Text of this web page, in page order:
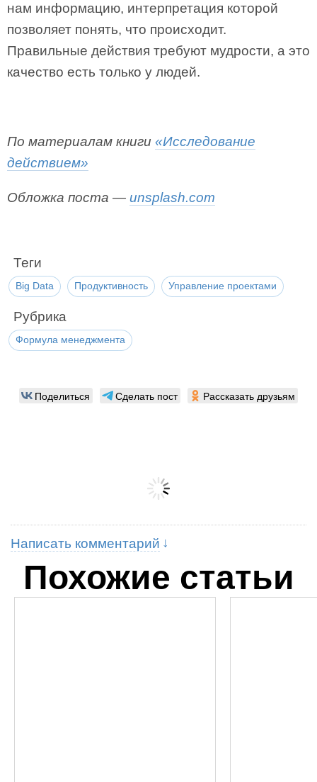
нам информацию, интерпретация которой
позволяет понять, что происходит.
Правильные действия требуют мудрости, а это
качество есть только у людей.
По материалам книги «Исследование
действием»
Обложка поста — unsplash.com
Теги
Big Data Продуктивность Управление проектами
Рубрика
Формула менеджмента
Поделиться Сделать пост Рассказать друзьям
Написать комментарий
Похожие статьи